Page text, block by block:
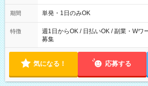
勤務 勤務：月・水・金 休み：火・木・土・日 好きな
可能です！ ※1日あたりの最大実働時間は日勤、夜勤共に勤務し
期間 単発・1日のみOK
特徴
週1日からOK / 日払いOK / 副業・Wワ
募集
気になる！ 応募する